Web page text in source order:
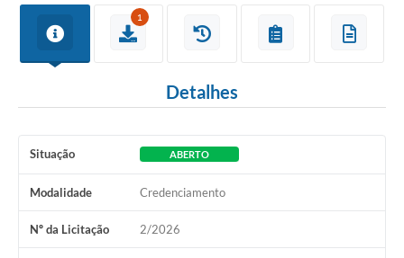
Telefones Úteis
Contato
1
Detalhes
Situação ABERTO
Modalidade Credenciamento
Nº da Licitação 2/2026